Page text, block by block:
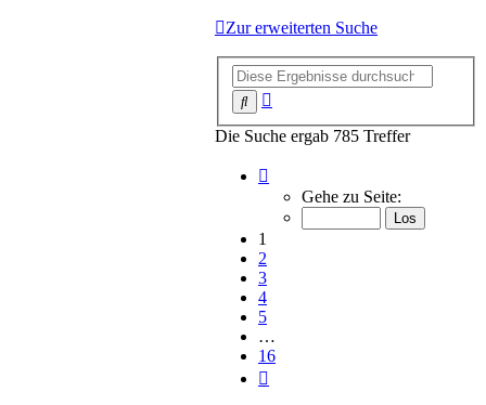
Zur erweiterten Suche
Suche
Die Suche ergab 785 Treffer
von
Gehe zu Seite:
1
2
3
4
5
…
16